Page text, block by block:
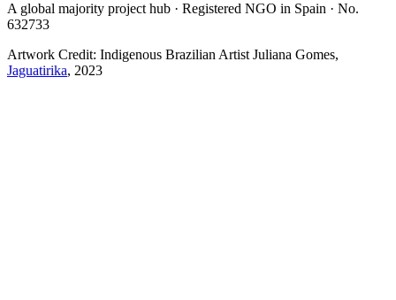
A global majority project hub · Registered NGO in Spain · No.
632733
Artwork Credit: Indigenous Brazilian Artist Juliana Gomes,
Jaguatirika, 2023